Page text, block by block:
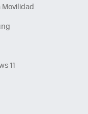
Movilidad
11